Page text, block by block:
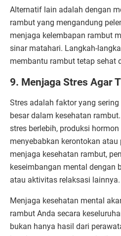
Alternatif lain adalah dengan
rambut yang mengandung
menjaga kelembapan rambut
sinar matahari. Langkah-
membantu rambut tetap sehat
9. Menjaga Stres Agar
Stres adalah faktor yang
besar dalam kesehatan
stres berlebih, produksi
menyebabkan kerontokan
menjaga kesehatan rambut,
keseimbangan mental dengan
atau aktivitas relaksasi lainnya.
Menjaga kesehatan mental
rambut Anda secara
bukan hanya hasil dari